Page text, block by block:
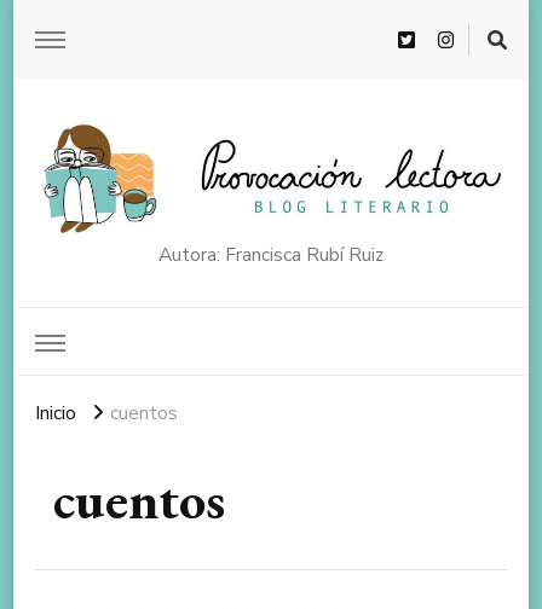
Autora: Francisca Rubí Ruiz
Inicio cuentos
cuentos